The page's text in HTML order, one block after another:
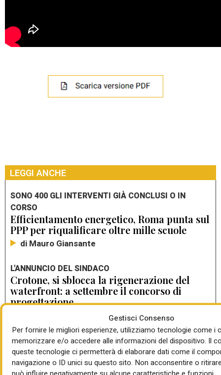
Gestisci Consenso
Per fornire le migliori esperienze, utilizziamo tecnologie come i
memorizzare e/o accedere alle informazioni del dispositivo. Il
queste tecnologie ci permetterà di elaborare dati come il
navigazione o ID unici su questo sito. Non acconsentire o
LEGGI ANCHE
SONO 400 GLI INTERVENTI GIÀ CONCLUSI O IN
CORSO
Efficientamento energetico, Roma punta sul
PPP per riqualificare oltre mille scuole
di Mauro Giansante
L'ANNUNCIO DEL SINDACO
Crotone, si sblocca la rigenerazione del
waterfront: a settembre il concorso di
progettazione
LA CITTÀ DEI GIOVANI/1
Simone (Urbis): “Noi ci ribelliamo. Ci
ribelliamo al degrado”. La rigenerazione